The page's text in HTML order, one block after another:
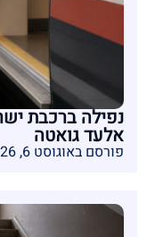
נפילה ברכבת
אלעד גואטה
פורסם באוגוסט 6, 2026